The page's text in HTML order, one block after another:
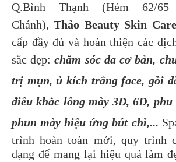
Q.Bình Thạnh (Hẻm 62/
Chánh),Thảo Beauty Skin
cấp đầy đủ và hoàn thiện các
sắc đẹp:chăm sóc da cơ bản,
trị mụn, ủ kích trắng face, gồi
điêu khắc lông mày 3D, 6D, phu
phun mày hiệu ứng bút chì,...
trình hoàn toàn mới, quy trình
dạng để mang lại hiệu quả làm